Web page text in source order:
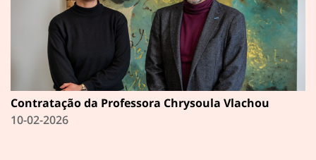
Contratação da Professora Chrysoula Vlachou
10-02-2026